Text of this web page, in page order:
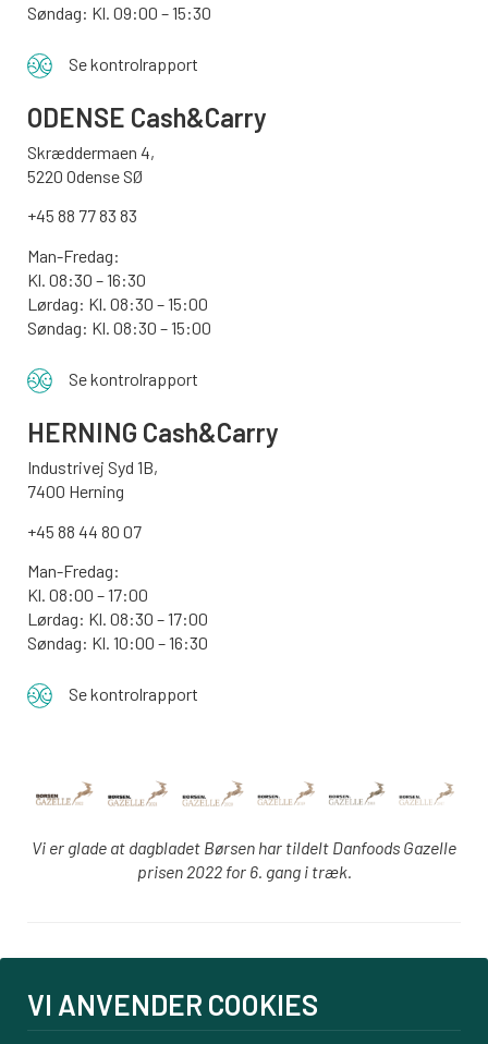
Søndag: Kl. 09:00 – 15:30
Se kontrolrapport
ODENSE Cash&Carry
Skræddermaen 4,
5220 Odense SØ
+45 88 77 83 83
Man-Fredag:
Kl. 08:30 – 16:30
Lørdag: Kl. 08:30 – 15:00
Søndag: Kl. 08:30 – 15:00
Se kontrolrapport
HERNING Cash&Carry
Industrivej Syd 1B,
7400 Herning
+45 88 44 80 07
Man-Fredag:
Kl. 08:00 – 17:00
Lørdag: Kl. 08:30 – 17:00
Søndag: Kl. 10:00 – 16:30
Se kontrolrapport
Vi er glade at dagbladet Børsen har tildelt Danfoods Gazelle
prisen 2022 for 6. gang i træk.
PBS tilmelding
VI ANVENDER COOKIES